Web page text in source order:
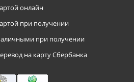
онлайн
при получении
при получении
на карту Сбербанка